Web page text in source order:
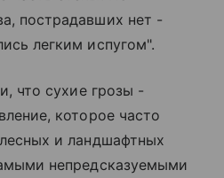
пострадавших нет -
легким испугом".
что сухие грозы -
которое часто
и ландшафтных
непредсказуемыми